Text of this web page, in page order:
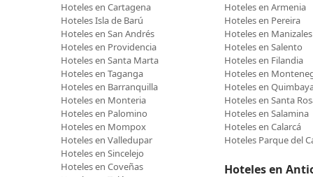
Hoteles en Cartagena
Hoteles Isla de Barú
Hoteles en San Andrés
Hoteles en Providencia
Hoteles en Santa Marta
Hoteles en Taganga
Hoteles en Barranquilla
Hoteles en Monteria
Hoteles en Palomino
Hoteles en Mompox
Hoteles en Valledupar
Hoteles en Sincelejo
Hoteles en Coveñas
Hoteles en Armenia
Hoteles en Pereira
Hoteles en Manizales
Hoteles en Salento
Hoteles en Filandia
Hoteles en
Hoteles en
Hoteles en Santa
Hoteles en Salamina
Hoteles en Calarcá
Hoteles Parque del
Hoteles en